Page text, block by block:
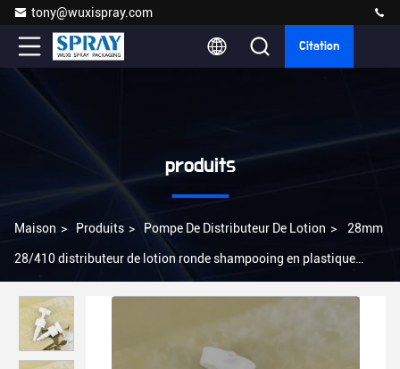
tony@wuxispray.com
Citation
produits
Maison > Produits > Pompe De Distributeur De Lotion > 28mm
28/410 distributeur de lotion ronde shampooing en plastique